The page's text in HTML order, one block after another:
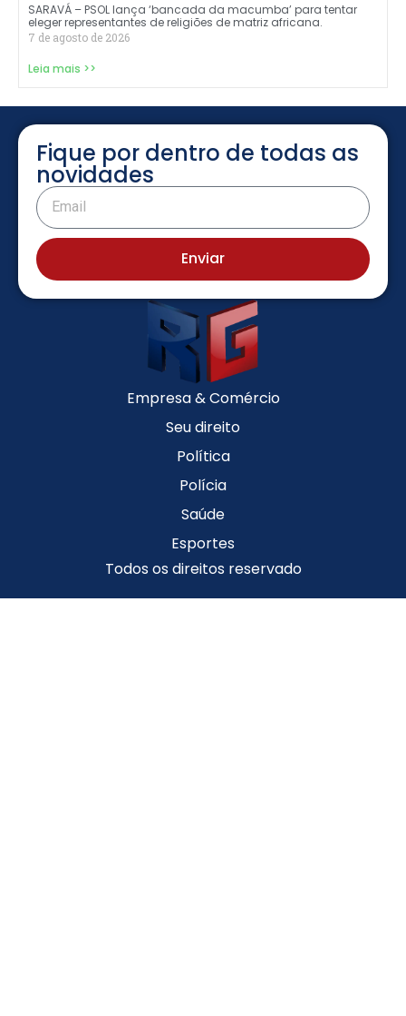
SARAVÁ – PSOL lança ‘bancada da macumba’ para tentar
eleger representantes de religiões de matriz africana.
7 de agosto de 2026
Leia mais >>
Fique por dentro de todas as
novidades
Enviar
Empresa & Comércio
Seu direito
Política
Polícia
Saúde
Esportes
Todos os direitos reservado